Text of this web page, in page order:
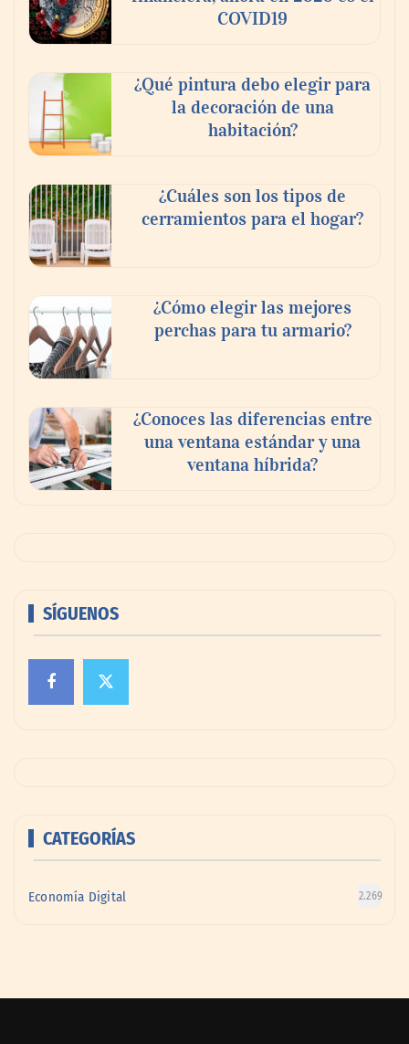
COVID19
¿Qué pintura debo elegir para
la decoración de una
habitación?
¿Cuáles son los tipos de
cerramientos para el hogar?
¿Cómo elegir las mejores
perchas para tu armario?
¿Conoces las diferencias entre
una ventana estándar y una
ventana híbrida?
SÍGUENOS
CATEGORÍAS
Economía Digital 2.269